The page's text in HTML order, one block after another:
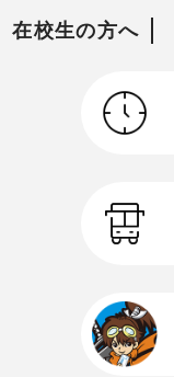
在校生の方へ